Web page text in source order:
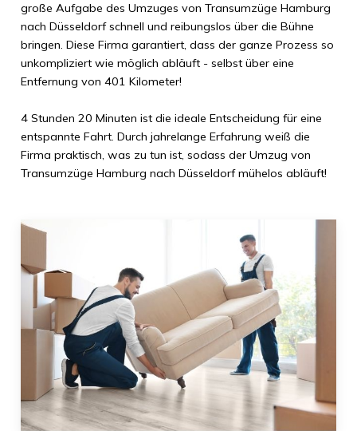
große Aufgabe des Umzuges von Transumzüge Hamburg
nach Düsseldorfschnell und reibungslos über die Bühne
bringen. Diese Firma garantiert, dass der ganze Prozess so
unkompliziert wie möglich abläuft - selbst über eine
Entfernung von 401 Kilometer!
4 Stunden 20 Minuten ist die ideale Entscheidung für eine
entspannte Fahrt. Durch jahrelange Erfahrung weiß die
Firma praktisch, was zu tun ist, sodass der Umzug von
Transumzüge Hamburg nach Düsseldorfmühelos abläuft!